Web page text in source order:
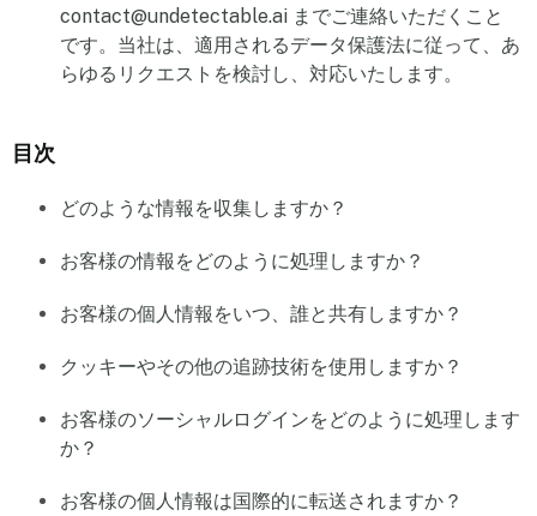
contact@undetectable.ai までご連絡いただくこと
です。当社は、適用されるデータ保護法に従って、あ
らゆるリクエストを検討し、対応いたします。
目次
どのような情報を収集しますか？
お客様の情報をどのように処理しますか？
お客様の個人情報をいつ、誰と共有しますか？
クッキーやその他の追跡技術を使用しますか？
お客様のソーシャルログインをどのように処理します
か？
お客様の個人情報は国際的に転送されますか？